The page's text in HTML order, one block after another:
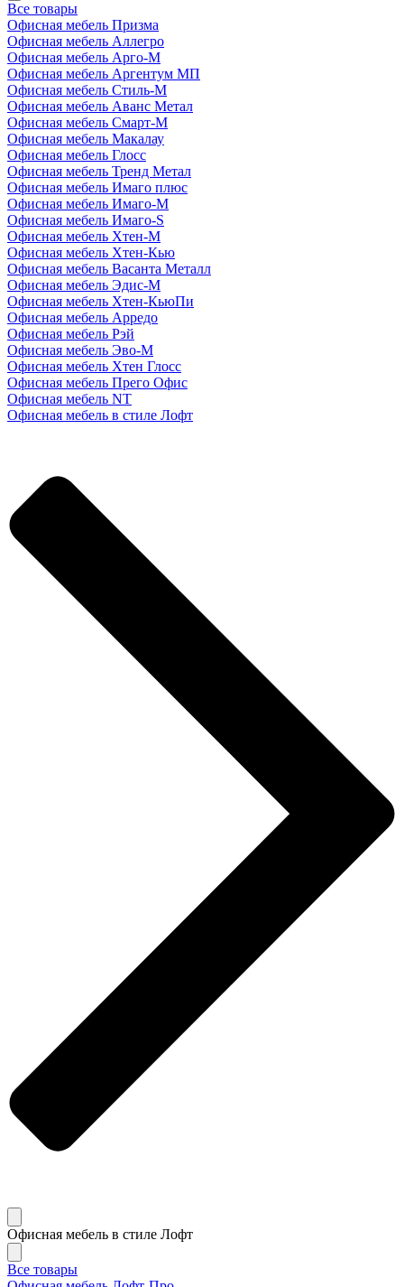
Все товары
Офисная мебель Призма
Офисная мебель Аллегро
Офисная мебель Арго-М
Офисная мебель Аргентум МП
Офисная мебель Стиль-М
Офисная мебель Аванс Метал
Офисная мебель Смарт-М
Офисная мебель Макалау
Офисная мебель Глосс
Офисная мебель Тренд Метал
Офисная мебель Имаго плюс
Офисная мебель Имаго-М
Офисная мебель Имаго-S
Офисная мебель Хтен-M
Офисная мебель Хтен-Кью
Офисная мебель Васанта Металл
Офисная мебель Эдис-M
Офисная мебель Хтен-КьюПи
Офисная мебель Арредо
Офисная мебель Рэй
Офисная мебель Эво-M
Офисная мебель Хтен Глосс
Офисная мебель Прего Офис
Офисная мебель NT
Офисная мебель в стиле Лофт
Офисная мебель в стиле Лофт
Все товары